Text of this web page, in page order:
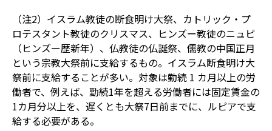
（注2）イスラム教徒の断食明け大祭、カトリック・プ
ロテスタント教徒のクリスマス、ヒンズー教徒のニュピ
（ヒンズー歴新年）、仏教徒の仏誕祭、儒教の中国正月
という宗教大祭前に支給するもの。イスラム断食明け大
祭前に支給することが多い。対象は勤続 1 カ月以上の労
働者で、例えば、勤続1年を超える労働者には固定賃金の
1カ月分以上を、遅くとも大祭7日前までに、ルピアで支
給する必要がある。